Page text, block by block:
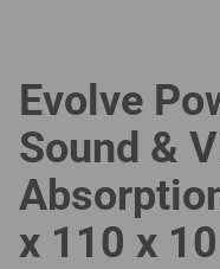
Evolve
Sound &
x 110 x